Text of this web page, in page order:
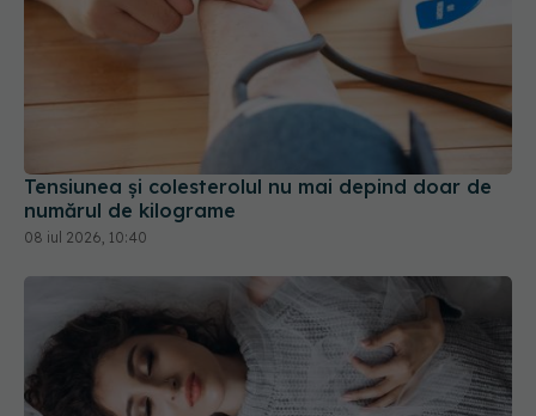
Tensiunea și colesterolul nu mai depind doar de
numărul de kilograme
08 iul 2026, 10:40